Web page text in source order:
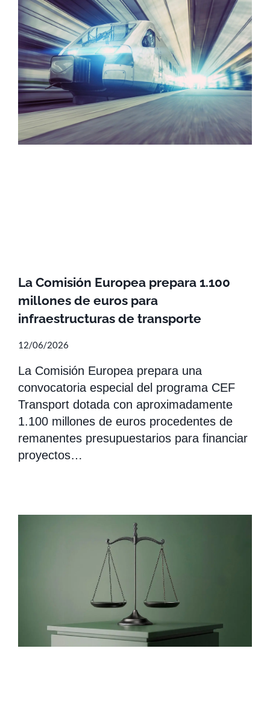
La Comisión Europea prepara 1.100
millones de euros para
infraestructuras de transporte
12/06/2026
La Comisión Europea prepara una
convocatoria especial del programa CEF
Transport dotada con aproximadamente
1.100 millones de euros procedentes de
remanentes presupuestarios para financiar
proyectos…